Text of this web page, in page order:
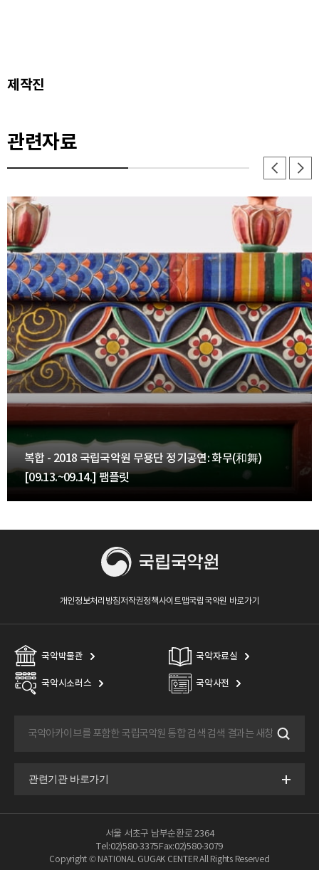
제작진
관련자료
복합 - 2018 국립국악원 무용단 정기공연: 화무(和舞)
[09.13.~09.14.] 팸플릿
개인정보처리방침저작권정책사이트맵국립국악원 바로가기
국악박물관 국악자료실
국악시소러스 국악사전
서울 서초구 남부순환로 2364
Tel:02)580-3375Fax:02)580-3079
Copyright © NATIONAL GUGAK CENTER All Rights Reserved